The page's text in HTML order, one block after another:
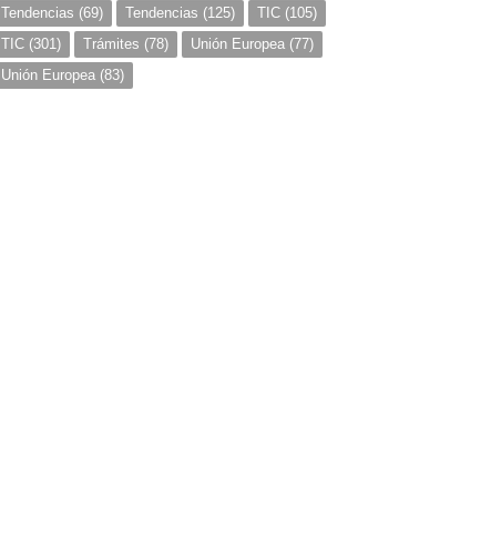
Tendencias (69) Tendencias (125) TIC (105)
TIC (301) Trámites (78) Unión Europea (77)
Unión Europea (83)